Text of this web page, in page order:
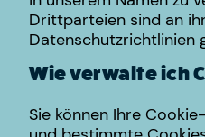
Drittparteien sind an
Datenschutzrichtlinien
Wie verwalte ich
Sie können Ihre